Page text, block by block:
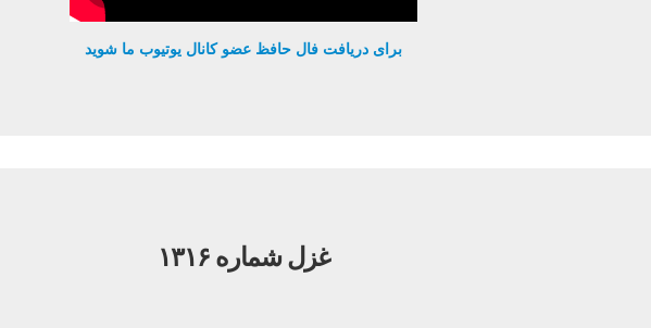
برای دریافت فال حافظ عضو کانال یوتیوب ما شوید
غزل شماره ۱۳۱۶